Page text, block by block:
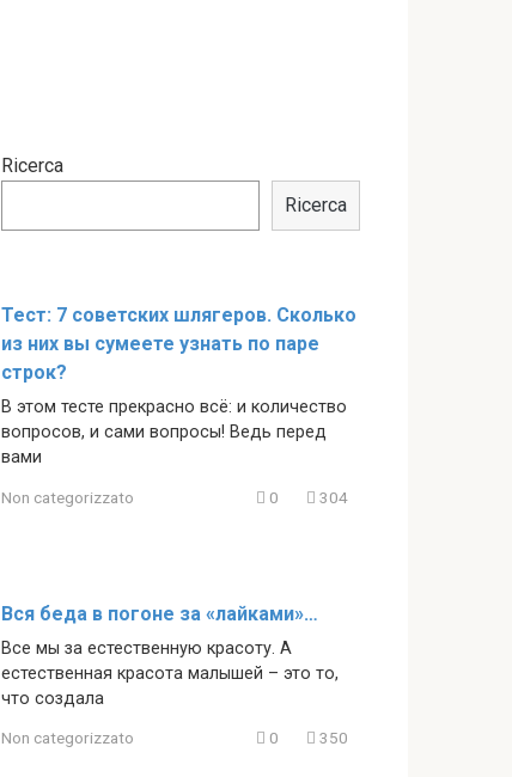
Ricerca
Ricerca
Тест: 7 советских шлягеров. Сколько
из них вы сумеете узнать по паре
строк?
В этом тесте прекрасно всё: и количество
вопросов, и сами вопросы! Ведь перед
вами
Non categorizzato 0 304
Вся беда в погоне за «лайками»…
Все мы за естественную красоту. А
естественная красота малышей – это то,
что создала
Non categorizzato 0 350